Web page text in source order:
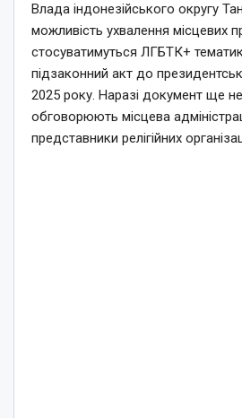
Влада індонезійського округу
можливість ухвалення місцевих
стосуватимуться ЛГБТК+
підзаконний акт до
2025 року. Наразі документ ще
обговорюють місцева
представники релігійних